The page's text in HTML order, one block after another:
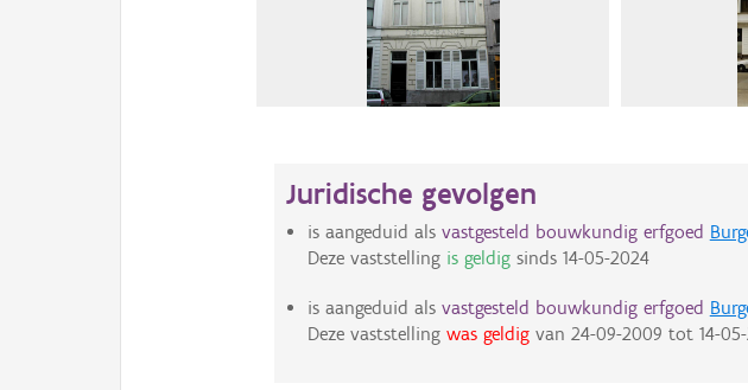
Juridische gevolgen
is aangeduid als vastgesteld bouwkundig erfgoed
Deze vaststelling is geldigsinds 14-05-2024
is aangeduid als vastgesteld bouwkundig erfgoed
Deze vaststelling was geldigvan 24-09-2009 tot 14-